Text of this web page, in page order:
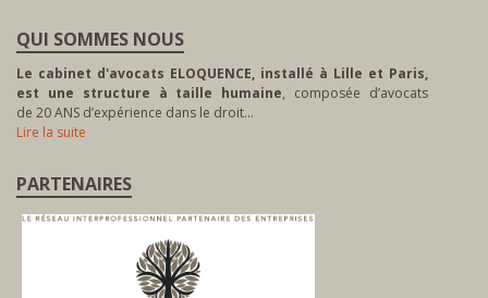
QUI SOMMES NOUS
Le cabinet d'avocats ELOQUENCE, installé à Lille et Paris,
est une structure à taille humaine, composée d’avocats
de 20 ANS d’expérience dans le droit…
Lire la suite
PARTENAIRES